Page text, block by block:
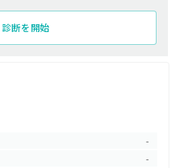
診断を開始
-
-